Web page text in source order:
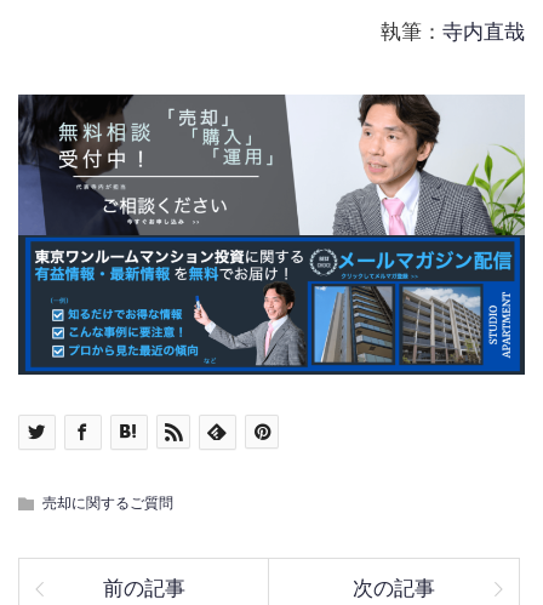
執筆： 寺内直哉
売却に関するご質問
前の記事 次の記事